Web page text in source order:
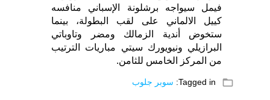
فيمل سيواجه برشلونة الإسباني منافسه
كييل الالماني على لقب البطولة، بينما
ستخوض أندية الزمالك ومضر وتاوباتي
البرازيلي ونيويورك سيتي مباريات الترتيب
من المركز الخامس للثامن.
folder_open
Tagged in: سوبر جلوب